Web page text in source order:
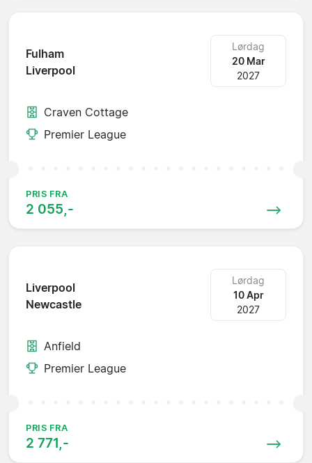
Fulham
Liverpool
Lørdag
20 Mar
2027
Craven Cottage
Premier League
PRIS FRA
2 055,-
Liverpool
Newcastle
Lørdag
10 Apr
2027
Anfield
Premier League
PRIS FRA
2 771,-